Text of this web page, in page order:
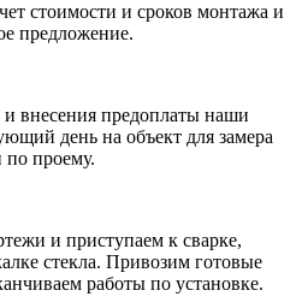
стоимости и сроков монтажа и
предложение.
внесения предоплаты наши
день на объект для замера
по проему.
и приступаем к сварке,
стекла. Привозим готовые
работы по установке.